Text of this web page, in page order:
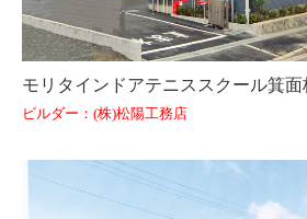
モリタインドアテニススクール箕面
ビルダー：(株)松陽工務店